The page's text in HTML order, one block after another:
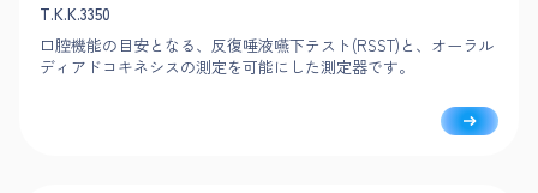
T.K.K.3350
口腔機能の目安となる、反復唾液嚥下テスト(RSST)と、オーラル
ディアドコキネシスの測定を可能にした測定器です。